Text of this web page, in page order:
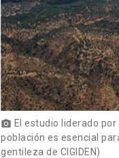
photo_camera El estudio liderado
población es esencial
gentileza de CIGIDEN)